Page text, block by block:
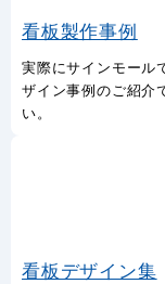
看板製作事例
実際にサインモール
ザイン事例のご紹介
い。
看板デザイン集